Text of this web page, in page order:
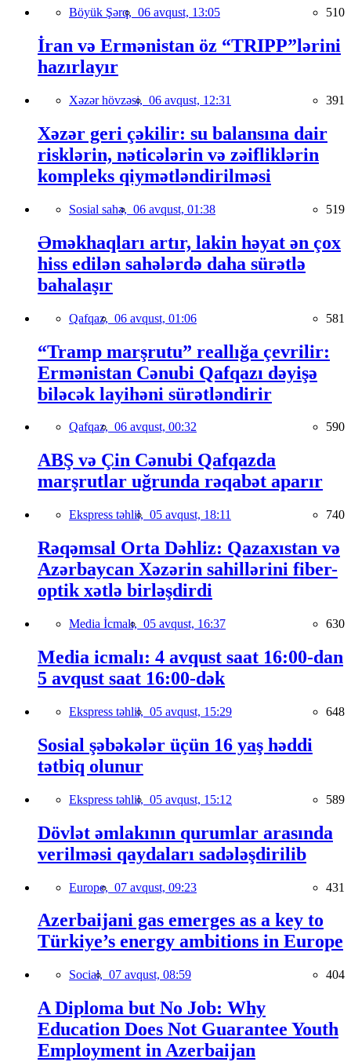
Böyük Şərq, 06 avqust, 13:05 510
İran və Ermənistan öz “TRIPP”lərini
hazırlayır
Xəzər hövzəsi, 06 avqust, 12:31 391
Xəzər geri çəkilir: su balansına dair
risklərin, nəticələrin və zəifliklərin
kompleks qiymətləndirilməsi
Sosial sahə, 06 avqust, 01:38 519
Əməkhaqları artır, lakin həyat ən çox
hiss edilən sahələrdə daha sürətlə
bahalaşır
Qafqaz, 06 avqust, 01:06 581
“Tramp marşrutu” reallığa çevrilir:
Ermənistan Cənubi Qafqazı dəyişə
biləcək layihəni sürətləndirir
Qafqaz, 06 avqust, 00:32 590
ABŞ və Çin Cənubi Qafqazda
marşrutlar uğrunda rəqabət aparır
Ekspress təhlil, 05 avqust, 18:11 740
Rəqəmsal Orta Dəhliz: Qazaxıstan və
Azərbaycan Xəzərin sahillərini fiber-
optik xətlə birləşdirdi
Media İcmalı, 05 avqust, 16:37 630
Media icmalı: 4 avqust saat 16:00-dan
5 avqust saat 16:00-dək
Ekspress təhlil, 05 avqust, 15:29 648
Sosial şəbəkələr üçün 16 yaş həddi
tətbiq olunur
Ekspress təhlil, 05 avqust, 15:12 589
Dövlət əmlakının qurumlar arasında
verilməsi qaydaları sadələşdirilib
Europe, 07 avqust, 09:23 431
Azerbaijani gas emerges as a key to
Türkiye’s energy ambitions in Europe
Social, 07 avqust, 08:59 404
A Diploma but No Job: Why
Education Does Not Guarantee Youth
Employment in Azerbaijan